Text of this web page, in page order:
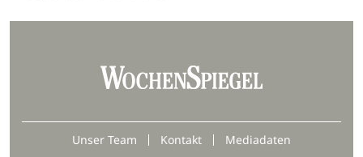
Unser Team Kontakt
Mediadaten